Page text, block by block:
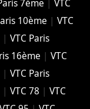
7ème |VTC
10ème | VTC
|VTC Paris
16ème |VTC
|VTC Paris
|VTC 78 |VTC